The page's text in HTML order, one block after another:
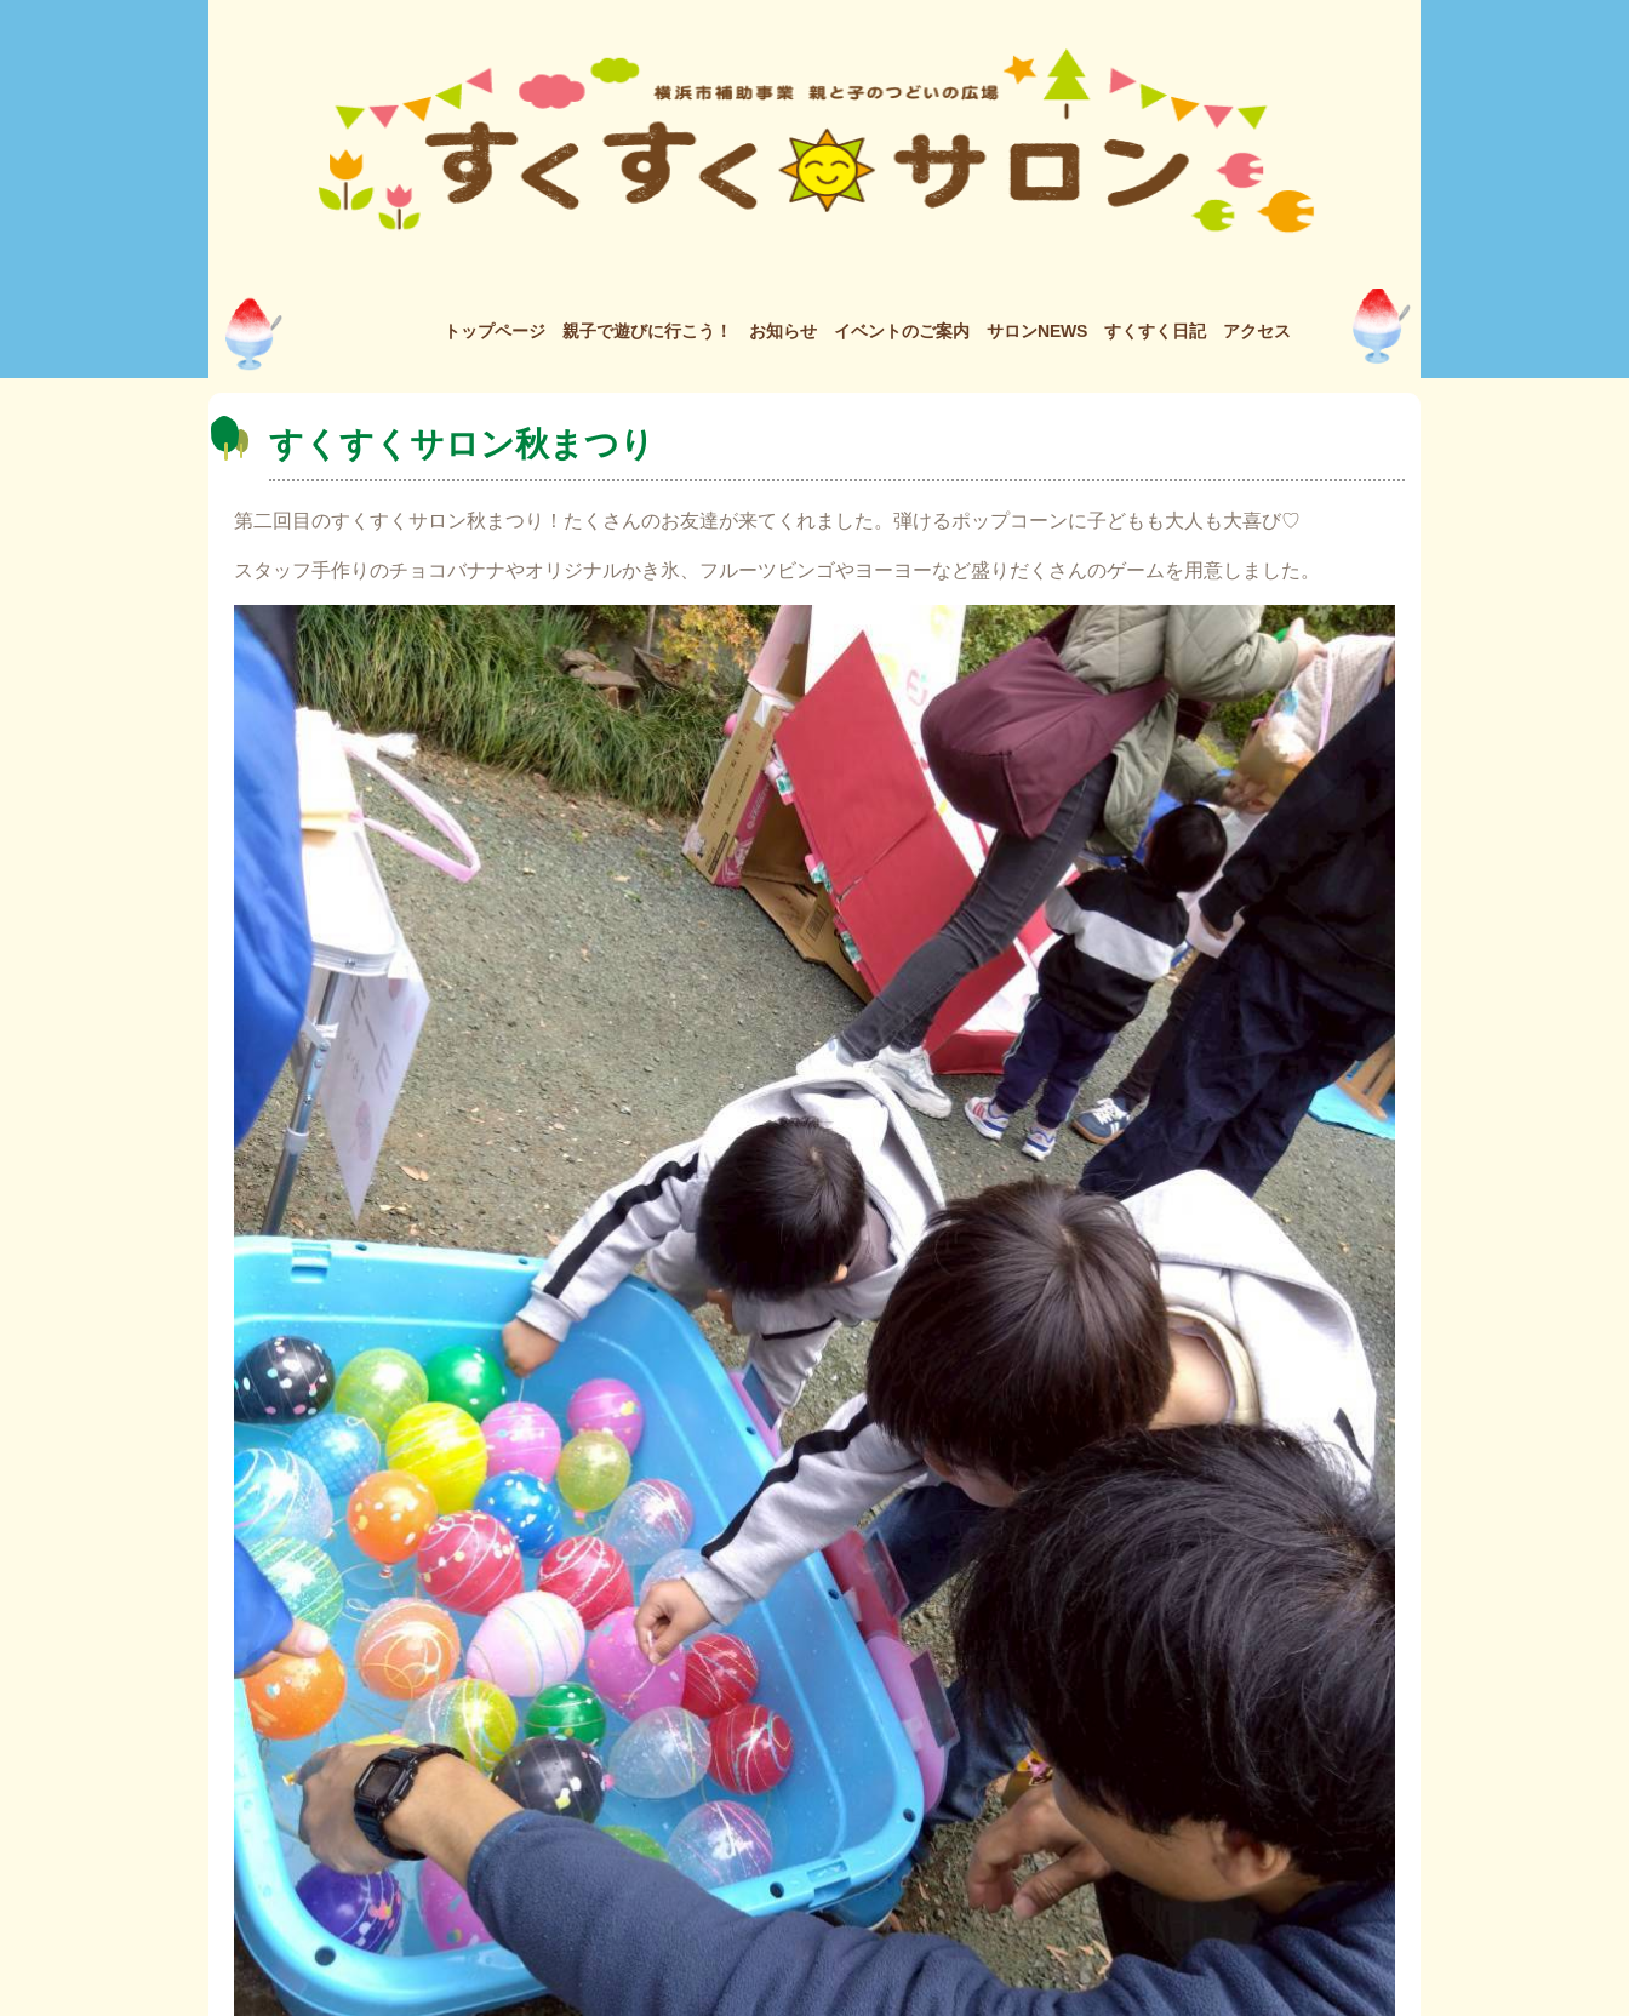
トップページ 親子で遊びに行こう！ お知らせ イベントのご案内 サロンNEWS すくすく日記 アクセス
すくすくサロン秋まつり
第二回目のすくすくサロン秋まつり！たくさんのお友達が来てくれました。弾けるポップコーンに子どもも大人も大喜び♡
スタッフ手作りのチョコバナナやオリジナルかき氷、フルーツビンゴやヨーヨーなど盛りだくさんのゲームを用意しました。